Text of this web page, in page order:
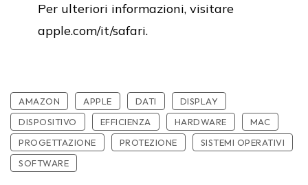
Per ulteriori informazioni, visitare
apple.com/it/safari.
AMAZON APPLE DATI
DISPLAY
DISPOSITIVO
EFFICIENZA HARDWARE
MAC
PROGETTAZIONE
PROTEZIONE
SISTEMI OPERATIVI
SOFTWARE